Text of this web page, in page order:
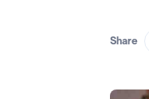
Share